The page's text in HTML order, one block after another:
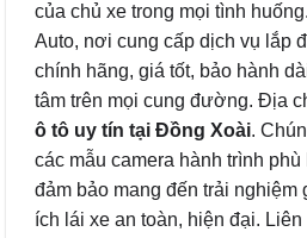
của chủ xe trong mọi tình
Auto, nơi cung cấp dịch vụ lắp
chính hãng, giá tốt, bảo hành
tâm trên mọi cung đường. Địa
ô tô uy tín tại Đồng Xoài.
các mẫu camera hành trình
đảm bảo mang đến trải nghiệm
ích lái xe an toàn, hiện đại. Liên